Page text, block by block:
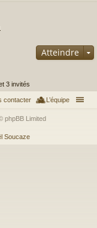
Atteindre
3 invités
L’équipe
contacter
phpBB Limited
Soucaze